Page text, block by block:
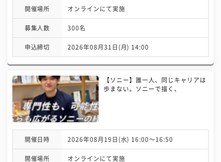
開催場所 オンラインにて実施
募集人数 300名
申込締切 2026年08月31日(月) 14:00
【ソニー】誰一人、同じキャリアは
歩まない。ソニーで描く、
開催日時 2026年08月19日(水) 16:00〜16:50
開催場所 オンラインにて実施